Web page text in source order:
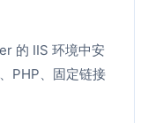
的 IIS 环境中安
PHP、固定链接